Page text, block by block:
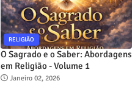
RELIGIÃO
O Sagrado e o Saber: Abordagens
em Religião - Volume 1
Janeiro 02, 2026